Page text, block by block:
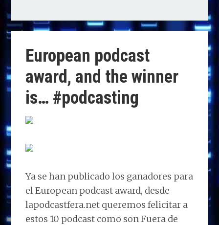
European podcast
award, and the winner
is… #podcasting
Ya se han publicado los ganadores para
el European podcast award, desde
lapodcastfera.net queremos felicitar a
estos 10 podcast como son Fuera de